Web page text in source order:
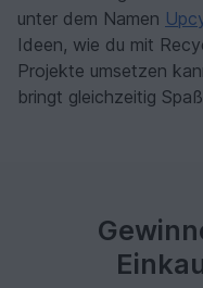
unter dem Namen
Ideen, wie du mit
Projekte umsetzen
bringt gleichzeitig